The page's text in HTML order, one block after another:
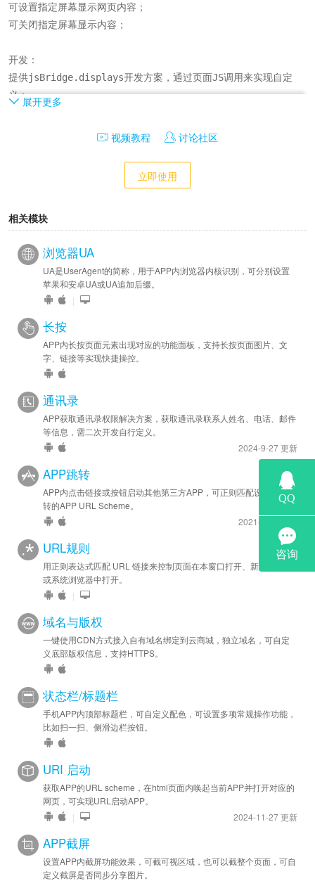
可设置指定屏幕显示网页内容；
可关闭指定屏幕显示内容；
开发：
提供jsBridge.displays开发方案，通过页面JS调用来实现自定
义；展开更多
视频教程 讨论社区
立即使用
相关模块
浏览器UA
UA是UserAgent的简称，用于APP内浏览器内核识别，可分别设置
苹果和安卓UA或UA追加后缀。
|
长按
APP内长按页面元素出现对应的功能面板，支持长按页面图片、文
字、链接等实现快捷操控。
通讯录
APP获取通讯录权限解决方案，获取通讯录联系人姓名、电话、邮件
等信息，需二次开发自行定义。
2024-9-27 更新
APP跳转
APP内点击链接或按钮启动其他第三方APP，可正则匹配设置允许跳
转的APP URL Scheme。
2021-11-9 更新
URL规则
用正则表达式匹配 URL 链接来控制页面在本窗口打开、新窗口打开
或系统浏览器中打开。
|
域名与版权
一键使用CDN方式接入自有域名绑定到云商城，独立域名，可自定
义底部版权信息，支持HTTPS。
状态栏/标题栏
手机APP内顶部标题栏，可自定义配色，可设置多项常规操作功能，
比如扫一扫、侧滑边栏按钮。
URI 启动
获取APP的URL scheme，在html页面内唤起当前APP并打开对应的
网页，可实现URL启动APP。
|
2024-11-27 更新
APP截屏
设置APP内截屏功能效果，可截可视区域，也可以截整个页面，可自
定义截屏是否同步分享图片。